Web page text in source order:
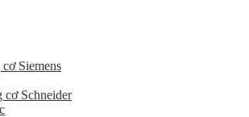
Siemens
cơ Schneider